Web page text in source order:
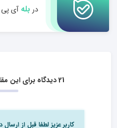
در بلهآی پی
21 دیدگاه برای این مقاله ثبت شده است
کاربر عزیز لطفا قبل از